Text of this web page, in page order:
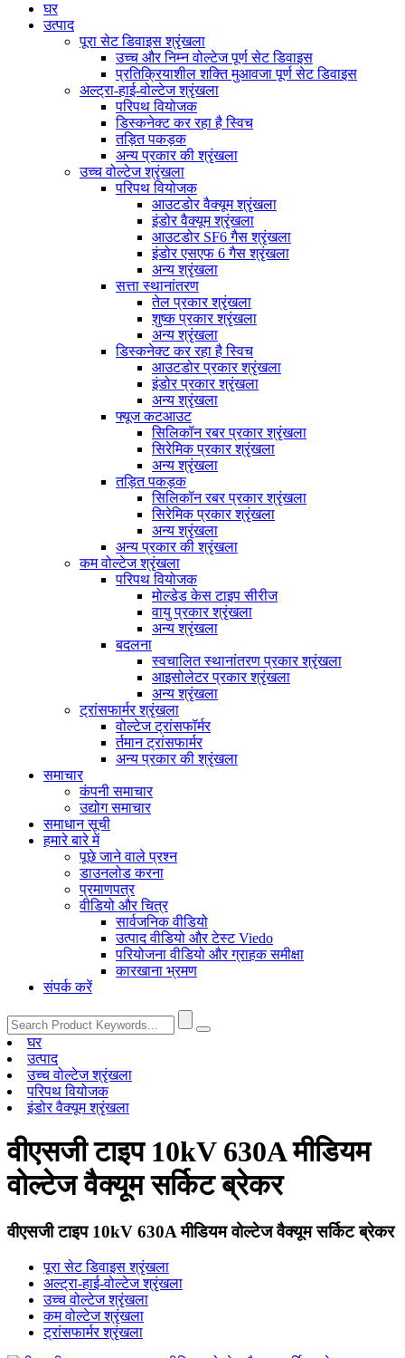
घर
उत्पाद
पूरा सेट डिवाइस श्रृंखला
उच्च और निम्न वोल्टेज पूर्ण सेट डिवाइस
प्रतिक्रियाशील शक्ति मुआवजा पूर्ण सेट डिवाइस
अल्ट्रा-हाई-वोल्टेज श्रृंखला
परिपथ वियोजक
डिस्कनेक्ट कर रहा है स्विच
तड़ित पकड़क
अन्य प्रकार की श्रृंखला
उच्च वोल्टेज श्रृंखला
परिपथ वियोजक
आउटडोर वैक्यूम श्रृंखला
इंडोर वैक्यूम श्रृंखला
आउटडोर SF6 गैस श्रृंखला
इंडोर एसएफ 6 गैस श्रृंखला
अन्य श्रृंखला
सत्ता स्थानांतरण
तेल प्रकार श्रृंखला
शुष्क प्रकार श्रृंखला
अन्य श्रृंखला
डिस्कनेक्ट कर रहा है स्विच
आउटडोर प्रकार श्रृंखला
इंडोर प्रकार श्रृंखला
अन्य श्रृंखला
फ्यूज कटआउट
सिलिकॉन रबर प्रकार श्रृंखला
सिरेमिक प्रकार श्रृंखला
अन्य श्रृंखला
तड़ित पकड़क
सिलिकॉन रबर प्रकार श्रृंखला
सिरेमिक प्रकार श्रृंखला
अन्य श्रृंखला
अन्य प्रकार की श्रृंखला
कम वोल्टेज श्रृंखला
परिपथ वियोजक
मोल्डेड केस टाइप सीरीज
वायु प्रकार श्रृंखला
अन्य श्रृंखला
बदलना
स्वचालित स्थानांतरण प्रकार श्रृंखला
आइसोलेटर प्रकार श्रृंखला
अन्य श्रृंखला
ट्रांसफार्मर श्रृंखला
वोल्टेज ट्रांसफॉर्मर
र्तमान ट्रांसफार्मर
अन्य प्रकार की श्रृंखला
समाचार
कंपनी समाचार
उद्योग समाचार
समाधान सूची
हमारे बारे में
पूछे जाने वाले प्रश्न
डाउनलोड करना
प्रमाणपत्र
वीडियो और चित्र
सार्वजनिक वीडियो
उत्पाद वीडियो और टेस्ट Viedo
परियोजना वीडियो और ग्राहक समीक्षा
कारखाना भ्रमण
संपर्क करें
घर
उत्पाद
उच्च वोल्टेज श्रृंखला
परिपथ वियोजक
इंडोर वैक्यूम श्रृंखला
वीएसजी टाइप 10kV 630A मीडियम
वोल्टेज वैक्यूम सर्किट ब्रेकर
वीएसजी टाइप 10kV 630A मीडियम वोल्टेज वैक्यूम सर्किट ब्रेकर
पूरा सेट डिवाइस श्रृंखला
अल्ट्रा-हाई-वोल्टेज श्रृंखला
उच्च वोल्टेज श्रृंखला
कम वोल्टेज श्रृंखला
ट्रांसफार्मर श्रृंखला